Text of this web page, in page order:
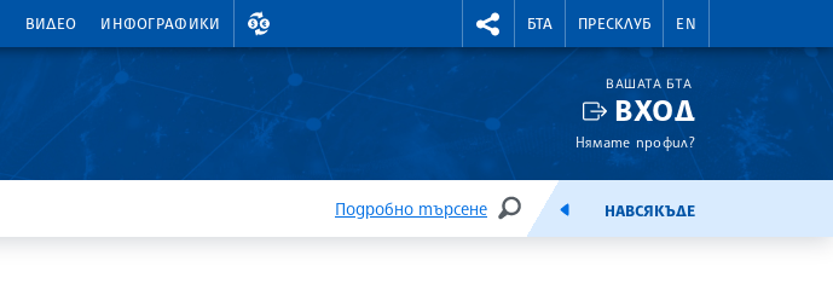
ВИДЕО ИНФОГРАФИКИ
ВАЛУТНИ КУРСОВЕ RIGHTMENU.SOCIAL
БТА ПРЕСКЛУБ EN
ВАШАТА БТА
ВХОД
Нямате профил?
Подробно търсене
ТЪРСЕНЕЕМИСИЯНАВСЯКЪДЕ